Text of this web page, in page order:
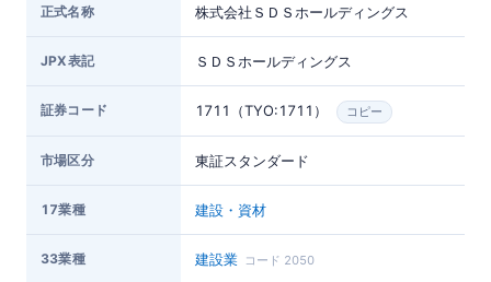
正式名称 株式会社ＳＤＳホールディングス
JPX表記 ＳＤＳホールディングス
証券コード 1711（TYO:1711） コピー
市場区分 東証スタンダード
17業種 建設・資材
33業種 建設業 コード 2050